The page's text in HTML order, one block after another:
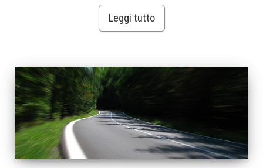
Leggi tutto